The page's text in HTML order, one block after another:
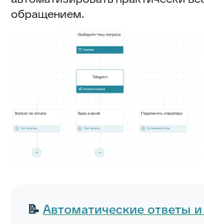
обращением.
📝 Автоматические ответы